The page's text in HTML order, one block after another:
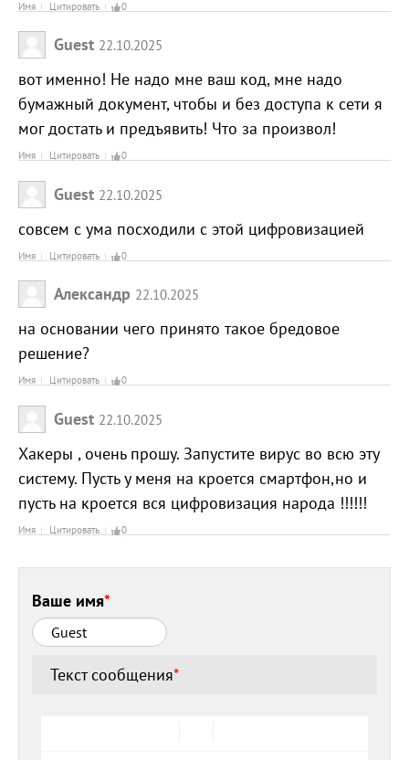
Имя Цитировать 0
Guest 22.10.2025
вот именно! Не надо мне ваш код, мне надо
бумажный документ, чтобы и без доступа к сети я
мог достать и предъявить! Что за произвол!
Имя Цитировать 0
Guest 22.10.2025
совсем с ума посходили с этой цифровизацией
Имя Цитировать 0
Александр 22.10.2025
на основании чего принято такое бредовое
решение?
Имя Цитировать 0
Guest 22.10.2025
Хакеры , очень прошу. Запустите вирус во всю эту
систему. Пусть у меня на кроется смартфон,но и
пусть на кроется вся цифровизация народа !!!!!!
Имя Цитировать 0
Ваше имя*
Текст сообщения*